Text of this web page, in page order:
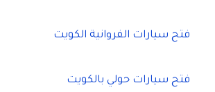
فتح سيارات الفروانية الكويت
فتح سيارات حولي بالكويت